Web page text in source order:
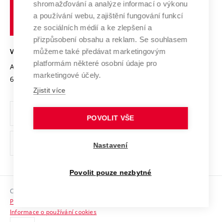
Transfer znalostí
Open Science
Projekty
Projekty ze strukturálních fondů
Specifický výzkum
Služby univerzity
Mezinárodní dohody
Univerzitní sítě
Udržitelná univerzita
Podnikavá univerzita / ContriBUTe
Bezpečná univerzita
Vyznamenání
Organizační struktura
Ochrana osobních údajů
odkaz)
Sociální bezpečí
HR Award
učení
technické
VYSOKÉ UČENÍ TECHNICKÉ V BRNĚ
Antonínská 548/1
602 00 Brno
www.vut.cz
vut@vutbr.cz
Copyright © 2026 VUT
Prohlášení o přístupnosti
Informace o používání cookies
shromažďování a analýze informací o výkonu
a používání webu, zajištění fungování funkcí
ze sociálních médií a ke zlepšení a
přizpůsobení obsahu a reklam. Se souhlasem
můžeme také předávat marketingovým
platformám některé osobní údaje pro
marketingové účely.
Zjistit více
POVOLIT VŠE
Nastavení
Povolit pouze nezbytné